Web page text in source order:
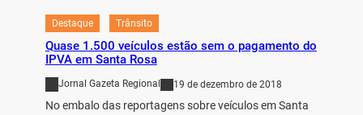
Destaque Trânsito
Quase 1.500 veículos estão sem o pagamento do
IPVA em Santa Rosa
Jornal Gazeta Regional 19 de dezembro de 2018
No embalo das reportagens sobre veículos em Santa